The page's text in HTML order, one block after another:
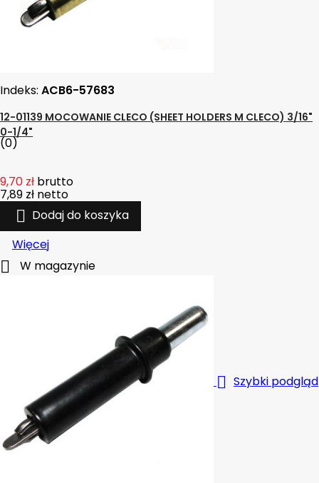
Indeks: ACB6-57683
12-01139 MOCOWANIE CLECO (SHEET HOLDERS M CLECO) 3/16"
0-1/4"
(0)
9,70 zł brutto
7,89 zł netto
 Dodaj do koszyka
Więcej
 W magazynie
 Szybki podgląd